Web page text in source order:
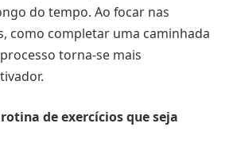
do tempo. Ao focar nas
como completar uma caminhada
torna-se mais
de exercícios que seja